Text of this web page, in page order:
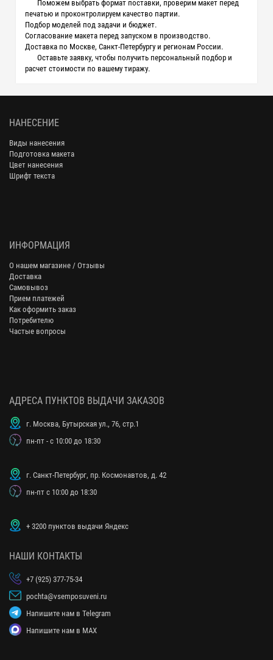
Поможем выбрать формат поставки, проверим макет перед
печатью и проконтролируем качество партии.
Подбор моделей под задачи и бюджет.
Согласование макета перед запуском в производство.
Доставка по Москве, Санкт-Петербургу и регионам России.
Оставьте заявку, чтобы получить персональный подбор и
расчет стоимости по вашему тиражу.
НАНЕСЕНИЕ
Виды нанесения
Подготовка макета
Цвет нанесения
Шрифт текста
ИНФОРМАЦИЯ
О нашем магазине / Отзывы
Доставка
Самовывоз
Прием платежей
Как оформить заказ
Потребителю
Частые вопросы
АДРЕСА ПУНКТОВ ВЫДАЧИ ЗАКАЗОВ
г. Москва, Бутырская ул., 76, стр.1
пн-пт - с 10:00 до 18:30
г. Санкт-Петербург, пр. Космонавтов, д. 42
пн-пт с 10:00 до 18:30
+ 3200 пунктов выдачи Яндекс
НАШИ КОНТАКТЫ
+7 (925) 377-75-34
pochta@vsemposuveni.ru
Напишите нам в Telegram
Напишите нам в MAX